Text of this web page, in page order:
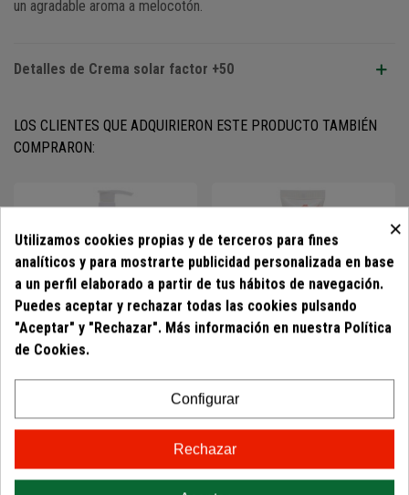
un agradable aroma a melocotón.
Detalles de Crema solar factor +50
LOS CLIENTES QUE ADQUIRIERON ESTE PRODUCTO TAMBIÉN
COMPRARON:
Leche Limpiadora
31,81 €
Rodofita Contorno de Ojos
15,69 €
×
Utilizamos cookies propias y de terceros para fines
analíticos y para mostrarte publicidad personalizada en base
a un perfil elaborado a partir de tus hábitos de navegación.
Puedes aceptar y rechazar todas las cookies pulsando
"Aceptar" y "Rechazar". Más información en nuestra Política
de Cookies.
Configurar
Rechazar